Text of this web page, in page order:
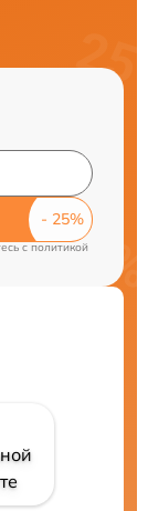
cполитикой